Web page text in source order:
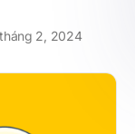
2, 2024